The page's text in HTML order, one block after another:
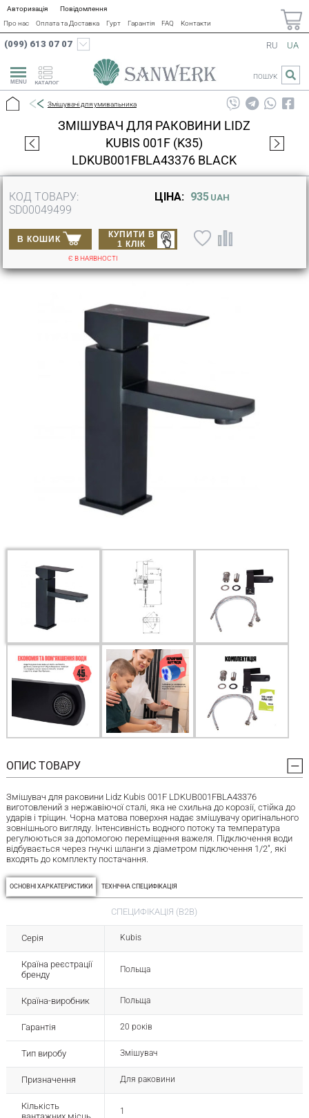
Авторизація
Повідомлення
Про нас
Оплата та Доставка Гурт Гарантія FAQ Контакти
(099) 613 07 07
КАТАЛОГ
RU UA
ПОШУК
Змішувачі для умивальника
ЗМІШУВАЧ ДЛЯ РАКОВИНИ LIDZ
KUBIS 001F (K35)
LDKUB001FBLA43376 BLACK
КОД ТОВАРУ:
SD00049499
ЦІНА: 935 UAH
В КОШИК
КУПИТИ В
1 КЛІК
Є В НАЯВНОСТІ
ОПИС ТОВАРУ
Змішувач для раковини Lidz Kubis 001F LDKUB001FBLA43376
виготовлений з нержавіючої сталі, яка не схильна до корозії, стійка до
ударів і тріщин. Чорна матова поверхня надає змішувачу оригінального
зовнішнього вигляду. Інтенсивність водного потоку та температура
регулюються за допомогою переміщення важеля. Підключення води
відбувається через гнучкі шланги з діаметром підключення 1/2", які
входять до комплекту постачання.
ОСНОВНІ ХАРКАТЕРИСТИКИ ТЕХНІЧНА СПЕЦИФІКАЦІЯ
СПЕЦИФІКАЦІЯ (B2B)
Серія Kubis
Країна реєстрації
бренду
Польща
Країна-виробник Польща
Гарантія 20 років
Тип виробу Змішувач
Призначення Для раковини
Кількість
1